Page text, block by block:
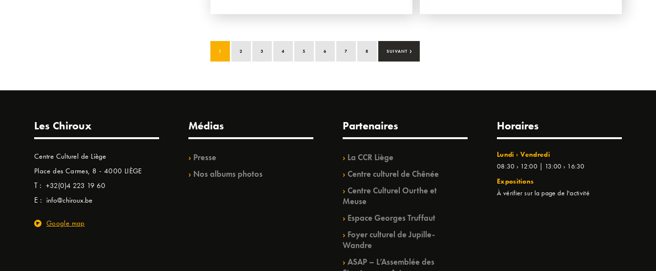
1 2 3 4 5 6 7 8 SUIVANT ›
Les Chiroux
Centre Culturel de Liège
Place des Carmes, 8 - 4000 LIÈGE
T : +32(0)4 223 19 60
E : info@chiroux.be
Google map
Médias
Presse
Nos albums photos
Partenaires
La CCR Liège
Centre culturel de Chênée
Centre Culturel Ourthe et
Meuse
Espace Georges Truffaut
Foyer culturel de Jupille-
Wandre
ASAP – L’Assemblée des
Horaires
Lundi › Vendredi
08:30 › 12:00 | 13:00 › 16:30
Expositions
À vérifier sur la page de l'activité